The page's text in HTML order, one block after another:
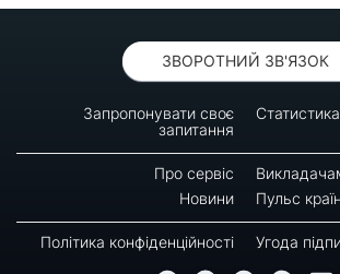
ЗВОРОТНИЙ ЗВ'ЯЗОК
Запропонувати своє
запитання
Про сервіс
Новини
Пульс
Політика конфіденційності Угода